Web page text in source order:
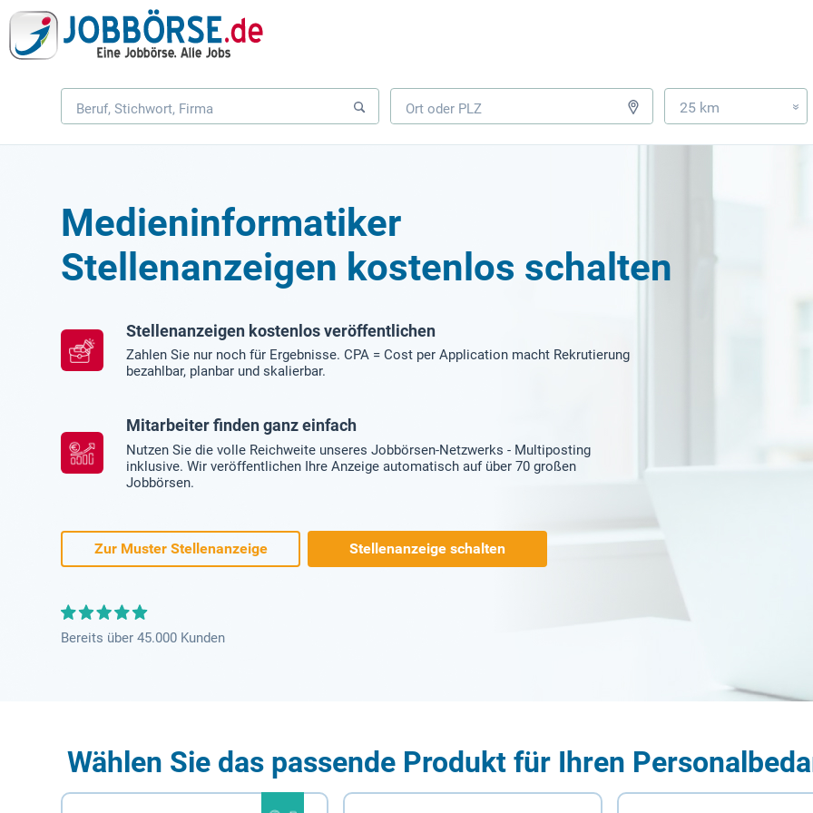
25 km »
Medieninformatiker
Stellenanzeigen kostenlos schalten
Stellenanzeigen kostenlos veröffentlichen
Zahlen Sie nur noch für Ergebnisse. CPA = Cost per Application macht Rekrutierung
bezahlbar, planbar und skalierbar.
Mitarbeiter finden ganz einfach
Nutzen Sie die volle Reichweite unseres Jobbörsen-Netzwerks - Multiposting
inklusive. Wir veröffentlichen Ihre Anzeige automatisch auf über 70 großen
Jobbörsen.
Zur Muster Stellenanzeige Stellenanzeige schalten
Bereits über 45.000 Kunden
Wählen Sie das passende Produkt für Ihren